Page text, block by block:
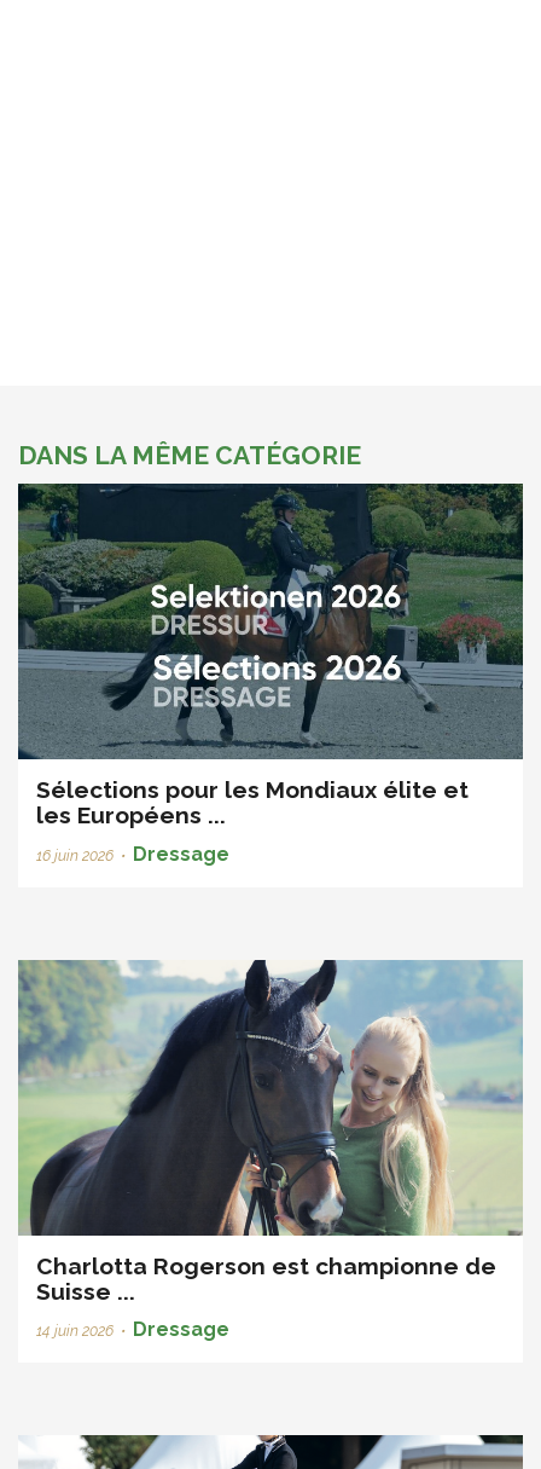
DANS LA MÊME CATÉGORIE
Sélections pour les Mondiaux élite et
les Européens ...
16 juin 2026 • Dressage
Charlotta Rogerson est championne de
Suisse ...
14 juin 2026 • Dressage